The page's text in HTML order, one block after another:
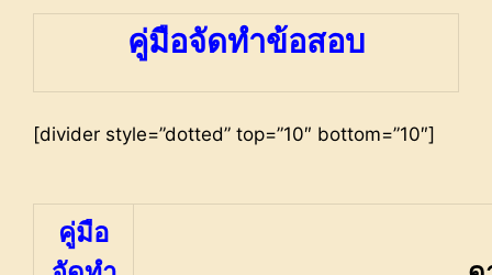
คู่มือจัดทำข้อสอบ
[divider style=”dotted” top=”10″ bottom=”10″]
คู่มือ